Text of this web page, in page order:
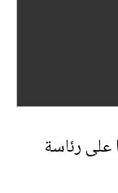
العدوي تحيل 55 ملفا على رئاسة